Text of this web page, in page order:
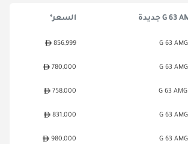
السعر*
856,999
780,000
758,000
831,000
980,000